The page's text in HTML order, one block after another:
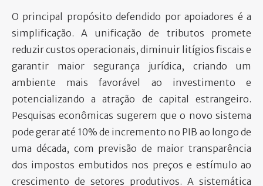
O principal propósito defendido por apoiadores é a
simplificação. A unificação de tributos promete
reduzir custos operacionais, diminuir litígios fiscais e
garantir maior segurança jurídica, criando um
ambiente mais favorável ao investimento e
potencializando a atração de capital estrangeiro.
Pesquisas econômicas sugerem que o novo sistema
pode gerar até 10% de incremento no PIB ao longo de
uma década, com previsão de maior transparência
dos impostos embutidos nos preços e estímulo ao
crescimento de setores produtivos. A sistemática